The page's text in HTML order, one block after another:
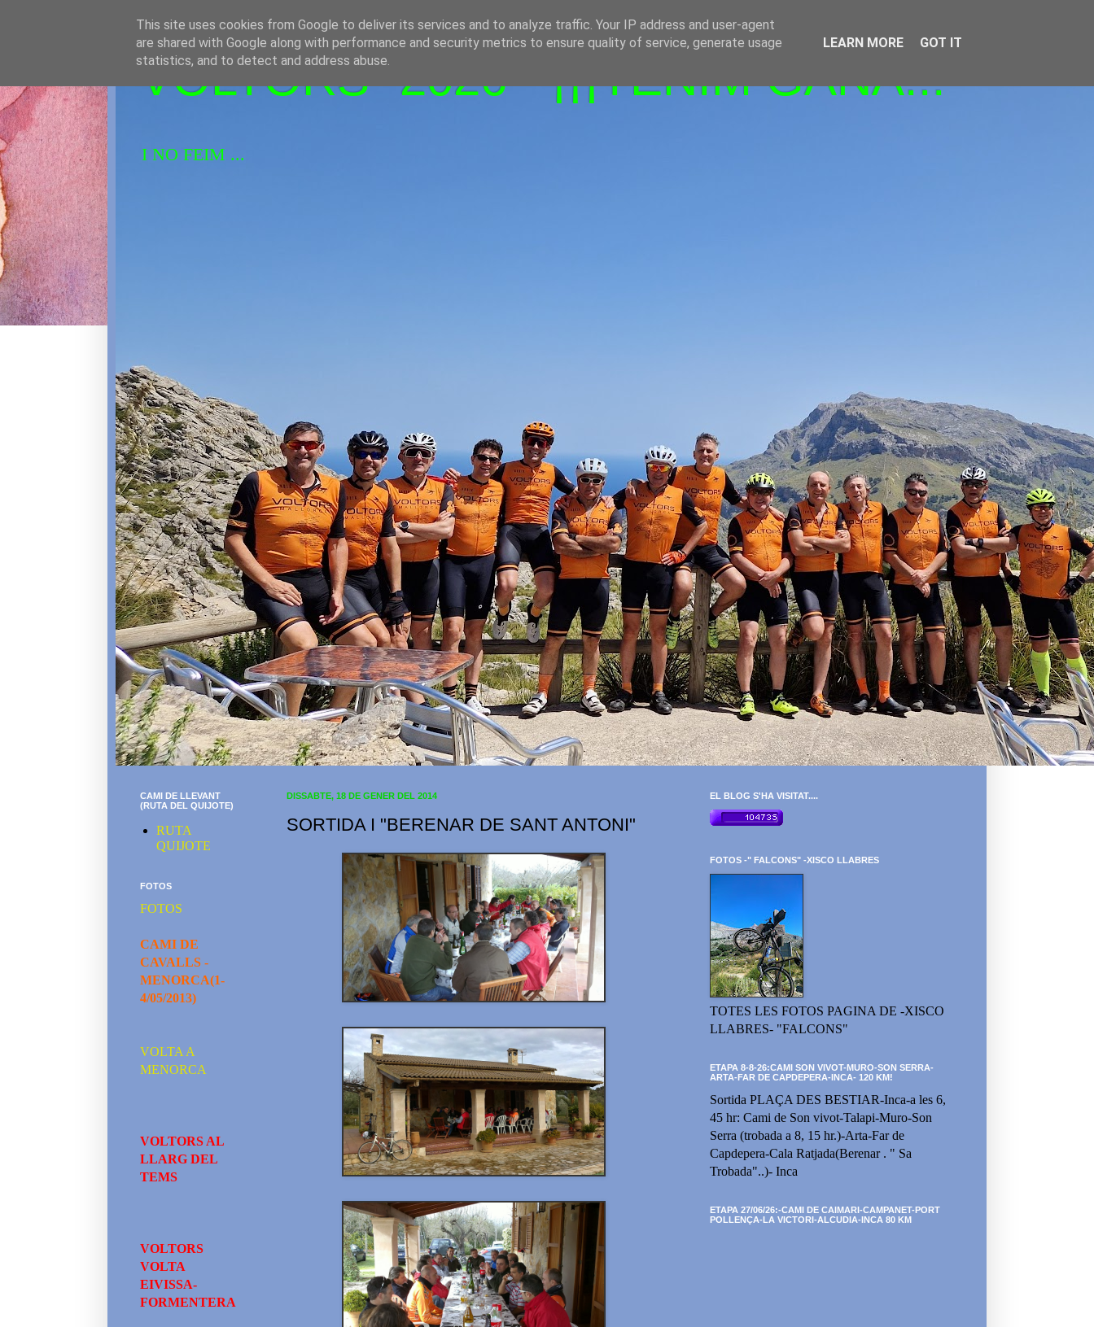
VOLTORS -2026 - ¡¡¡TENIM GANA!!!
I NO FEIM ...
DISSABTE, 18 DE GENER DEL 2014
SORTIDA I "BERENAR DE SANT ANTONI"
CAMI DE LLEVANT
(RUTA DEL QUIJOTE)
RUTA
QUIJOTE
FOTOS
FOTOS
CAMI DE
CAVALLS -
MENORCA(1-
4/05/2013)
VOLTA A
MENORCA
VOLTORS AL
LLARG DEL
TEMS
VOLTORS
VOLTA
EIVISSA-
FORMENTERA
EL BLOG S'HA VISITAT....
FOTOS -" FALCONS" -XISCO LLABRES
TOTES LES FOTOS PAGINA DE -XISCO
LLABRES- "FALCONS"
ETAPA 8-8-26:CAMI SON VIVOT-MURO-SON SERRA-
ARTA-FAR DE CAPDEPERA-INCA- 120 KM!
Sortida PLAÇA DES BESTIAR-Inca-a les 6,
45 hr: Cami de Son vivot-Talapi-Muro-Son
Serra (trobada a 8, 15 hr.)-Arta-Far de
Capdepera-Cala Ratjada(Berenar . " Sa
Trobada"..)- Inca
ETAPA 27/06/26:-CAMI DE CAIMARI-CAMPANET-PORT
POLLENÇA-LA VICTORI-ALCUDIA-INCA 80 KM
This site uses cookies from Google to deliver its services and to analyze traffic. Your IP address and user-agent
are shared with Google along with performance and security metrics to ensure quality of service, generate usage
statistics, and to detect and address abuse.
LEARN MORE GOT IT